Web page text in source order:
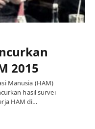
2015
Manusia (HAM)
hasil survei
HAM di…